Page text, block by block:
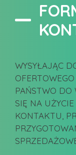
WYSYŁAJĄC
PAŃSTWO
SIĘ NA
KONTAKTU,